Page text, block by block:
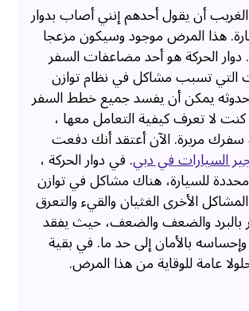
أن يقول أحدهم إنني أصاب بدوار
هذا المرض موجود وسيكون مزعجا
دوار الحركة هو أحد مضاعفات السفر
التي تسبب مشاكل في نظام توازن
حدوثه يمكن أن يفسد جميع خطط السفر
لا تعرف كيفية التعامل معها ،
مريرة. الآن أعتقد أنك دفعت
السيارات في دبي. في دوار الحركة ،
للسيارة، هناك مشاكل في توازن
الأخرى الغثيان والقيء والتعرق
بالبرد والضعف والضعف، حيث يفقد
بالأمان إلى حد ما. في بقية
عامة للوقاية من هذا المرض.